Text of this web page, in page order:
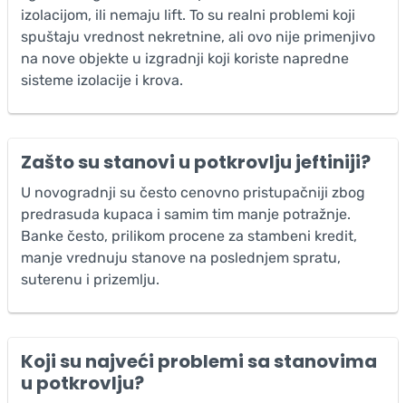
izolacijom, ili nemaju lift. To su realni problemi koji
spuštaju vrednost nekretnine, ali ovo nije primenjivo
na nove objekte u izgradnji koji koriste napredne
sisteme izolacije i krova.
Zašto su stanovi u potkrovlju jeftiniji?
U novogradnji su često cenovno pristupačniji zbog
predrasuda kupaca i samim tim manje potražnje.
Banke često, prilikom procene za stambeni kredit,
manje vrednuju stanove na poslednjem spratu,
suterenu i prizemlju.
Koji su najveći problemi sa stanovima
u potkrovlju?